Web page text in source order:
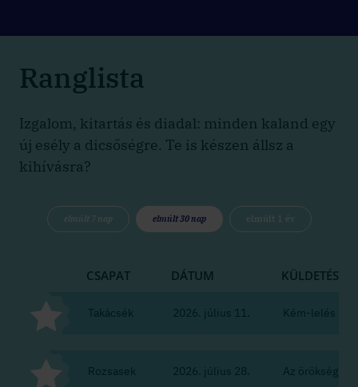
Ranglista
Izgalom, kitartás és diadal: minden kaland egy
új esély a dicsőségre. Te is készen állsz a
kihívásra?
elmúlt 7 nap elmúlt 30 nap elmúlt 1 év
CSAPAT DÁTUM KÜLDETÉS
Takácsék 2026. július 11. Kém-lelés
Rozsasek 2026. július 28. Az örökség